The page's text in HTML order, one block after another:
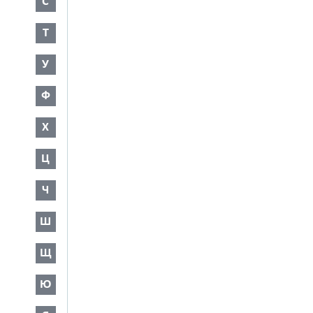
Т
У
Ф
Х
Ц
Ч
Ш
Щ
Ю